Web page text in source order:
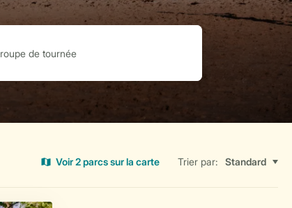
Voir 2 parcs sur la carte Trier par: